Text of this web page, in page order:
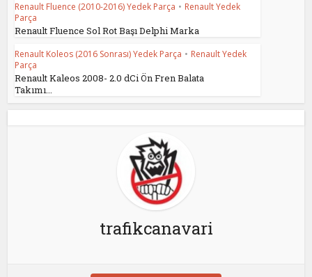
Renault Fluence (2010-2016) Yedek Parça • Renault Yedek
Parça
Renault Fluence Sol Rot Başı Delphi Marka
Renault Koleos (2016 Sonrası) Yedek Parça • Renault Yedek
Parça
Renault Kaleos 2008- 2.0 dCi Ön Fren Balata
Takımı...
trafikcanavari